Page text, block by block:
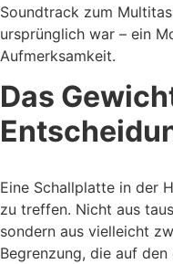
Soundtrack zum
ursprünglich war – ein
Aufmerksamkeit.
Das
Eine Schallplatte in der
zu treffen. Nicht aus
sondern aus vielleicht
Begrenzung, die auf